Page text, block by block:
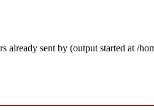
already sent by (output started at /